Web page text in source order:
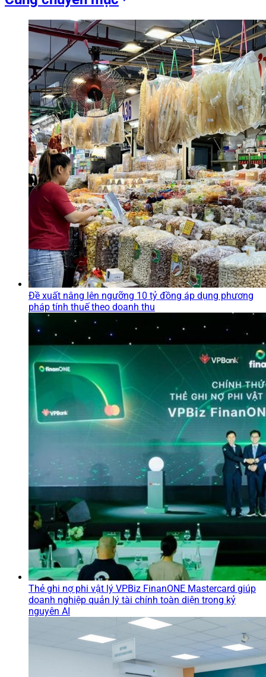
Đề xuất nâng lên ngưỡng 10 tỷ đồng áp dụng phương
pháp tính thuế theo doanh thu
Thẻ ghi nợ phi vật lý VPBiz FinanONE Mastercard giúp
doanh nghiệp quản lý tài chính toàn diện trong kỷ
nguyên AI